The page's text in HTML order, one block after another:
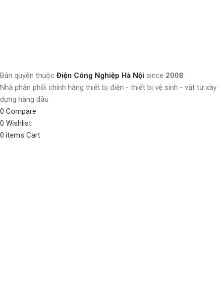
Bản quyền thuộc Điện Công Nghiệp Hà Nội since 2008.
Nhà phân phối chính hãng thiết bị điện - thiết bị vệ sinh - vật tư xây
dựng hàng đầu
0 Compare
0 Wishlist
0 items Cart